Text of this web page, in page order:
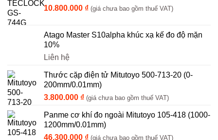
10.800.000 ₫ (giá chưa bao gồm thuế VAT)
Atago Master S10alpha khúc xạ kế đo độ mặn
10%
Liên hệ
Thước cặp điện tử Mitutoyo 500-713-20 (0-
200mm/0.01mm)
3.800.000 ₫ (giá chưa bao gồm thuế VAT)
Panme cơ khí đo ngoài Mitutoyo 105-418 (1000-
1200mm/0.01mm)
46.300.000 ₫ (giá chưa bao gồm thuế VAT)